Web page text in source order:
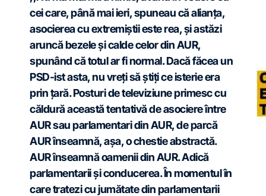
cei care, până mai ieri, spuneau că alianța,
asocierea cu extremiștii este rea, și astăzi
aruncă bezele și calde celor din AUR,
spunând că totul ar fi normal. Dacă făcea un
PSD-ist asta, nu vreți să știți ce isterie era
prin țară. Posturi de televiziune primesc cu
căldură această tentativă de asociere între
AUR sau parlamentari din AUR, de parcă
AUR înseamnă, așa, o chestie abstractă.
AUR înseamnă oamenii din AUR. Adică
parlamentarii și conducerea. În momentul în
care tratezi cu jumătate din parlamentarii